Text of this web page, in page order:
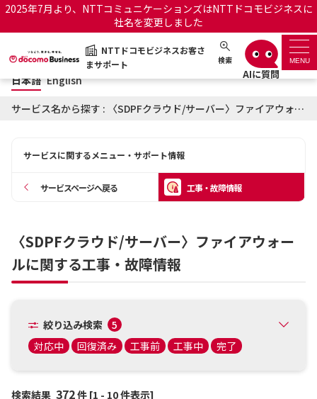
2025年7月より、NTTコミュニケーションズはNTTドコモビジネスに
社名を変更しました
NTTドコモビジネスお客さ
まサポート
検索 MENU
NTTドコモビジネスお客さまサポート 日本語 English
サポートトップ
OCNのお客さまはこちら
工事・故障情報通知サー
日本語 English
サービス名から探す : 〈SDPFクラウド/サーバー〉ファイアウォールに関する工事・故障情報
サービスに関するメニュー・サポート情報
サービスページへ戻る 工事・故障情報
〈SDPFクラウド/サーバー〉ファイアウォー
ルに関する工事・故障情報
絞り込み検索
5
対応中
回復済み 工事前 工事中 完了
検索結果 372件 [1 - 10 件表示]